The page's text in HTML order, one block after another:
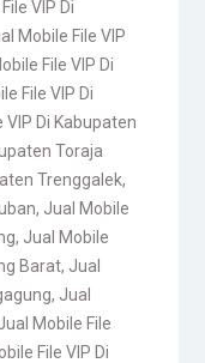
VIP Di
Mobile File VIP
File VIP Di
File VIP Di
VIP Di Kabupaten
Toraja
Trenggalek,
, Jual Mobile
, Jual Mobile
Barat, Jual
, Jual
Mobile File
File VIP Di